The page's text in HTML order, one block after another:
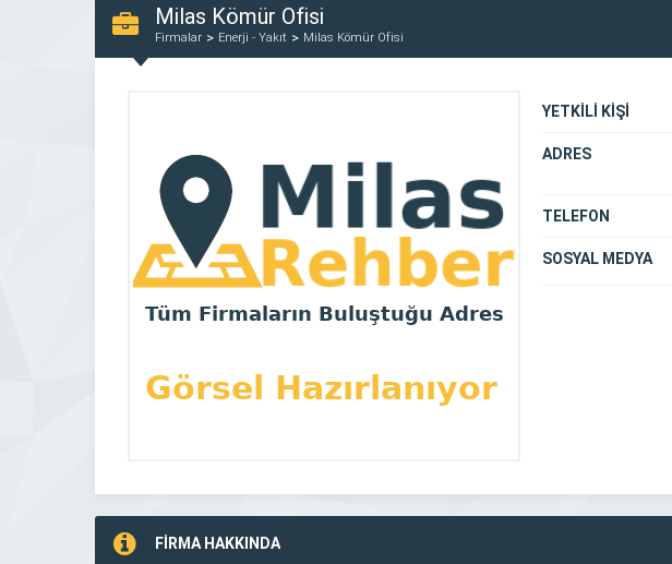
Milas Kömür Ofisi
Firmalar Enerji - Yakıt Milas Kömür Ofisi
YETKİLİ KİŞİ
ADRES
TELEFON
SOSYAL MEDYA
FİRMA HAKKINDA